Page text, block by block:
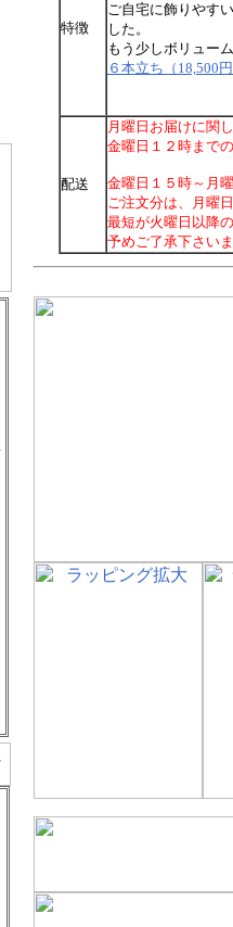
特徴
ご自宅に飾りやす
した。
もう少しボリュー
６本立ち（18,500
配送
月曜日お届けに関
金曜日１２時まで
金曜日１５時～月
ご注文分は、月曜
最短が火曜日以降
予めご了承下さい